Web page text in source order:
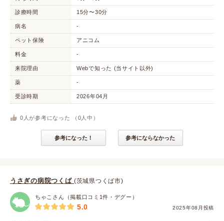
診療時間 15分〜30分
病名 -
ペット保険 アニコム
料金 -
来院理由 Webで知った (当サイト以外)
薬 -
受診時期 2026年04月
0 人が参考になった （ 0 人中）
参考になった！ 参考にならなかった
うさぎの病院つくば (茨城県つくば市)
ちゃこさん（掲載口コミ1件・デグー）
2025年08月投稿
5.0